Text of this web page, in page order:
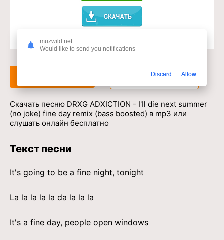
Доступ к музыкальному сервису
Скачать
Скачать песню DRXG ADXICTION - I'Il die next summer
(no joke) fine day remix (bass boosted) в mp3 или
слушать онлайн бесплатно
Текст песни
It's going to be a fine night, tonight
La la la la la da la la la
It's a fine day, people open windows
muzwild.net
Would like to send you notifications
Discard Allow